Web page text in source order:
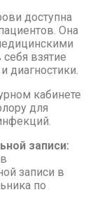
доступна
Она
взятие
диагностики.
кабинете
для
записи:
записи в
по